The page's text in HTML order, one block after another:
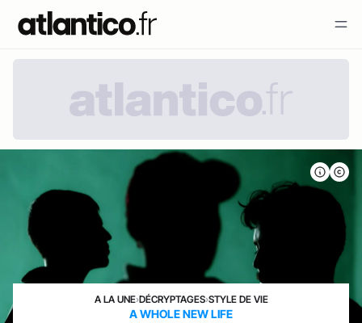
A LA UNE›DÉCRYPTAGES›STYLE DE VIE
A WHOLE NEW LIFE